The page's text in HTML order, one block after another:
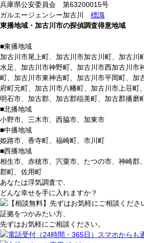
兵庫県公安委員会 第63200015号
ガルエージェンシー加古川 標識
東播地域・加古川市の探偵調査得意地域
■東播地域
加古川市尾上町、加古川市加古川町、加古川
水足、加古川市神野町、加古川市西加古川市
町、加古川市東神吉町、加古川市平岡町、加
府町元町、加古川市八幡町、加古川市上荘町
明石市、加古郡、加古郡稲美町、加古郡播磨
■北播地域
小野市、三木市、西脇市、加東市
■中播地域
姫路市、香寺町、福崎町、市川町
■西播地域
相生市、赤穂市、宍粟市、たつの市、神崎郡
郡町、佐用町
あなたは浮気調査で、
どんな幸せを手に入れますか？
証拠をつかみたい方、
先ずはお気軽にご相談ください。